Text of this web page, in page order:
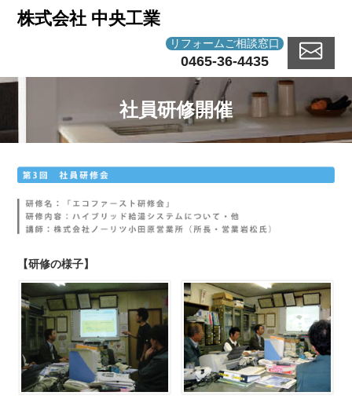
株式会社 中央工業
リフォームご相談窓口
0465-36-4435
社員研修開催
【研修の様子】